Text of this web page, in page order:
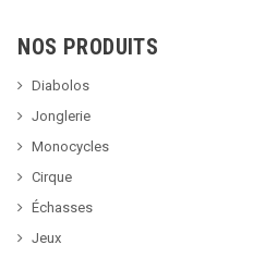
NOS PRODUITS
Diabolos
Jonglerie
Monocycles
Cirque
Échasses
Jeux